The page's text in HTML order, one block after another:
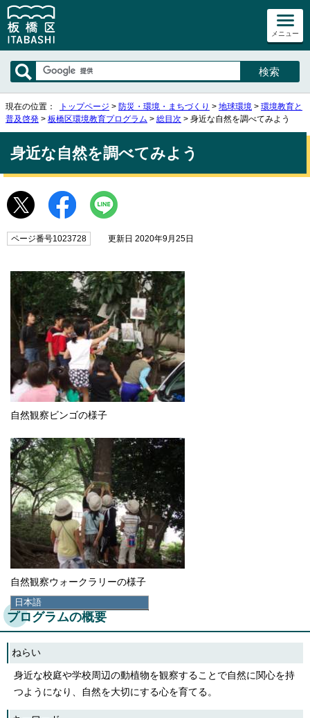
メニュー
日本語
日本語
English
한국어
简体中文
繁體中文
現在の位置： トップページ > 防災・環境・まちづくり > 地球環境 > 環境教育と
普及啓発 > 板橋区環境教育プログラム > 総目次 > 身近な自然を調べてみよう
身近な自然を調べてみよう
ページ番号1023728 更新日 2020年9月25日
自然観察ビンゴの様子
自然観察ウォークラリーの様子
プログラムの概要
ねらい
身近な校庭や学校周辺の動植物を観察することで自然に関心を持
つようになり、自然を大切にする心を育てる。